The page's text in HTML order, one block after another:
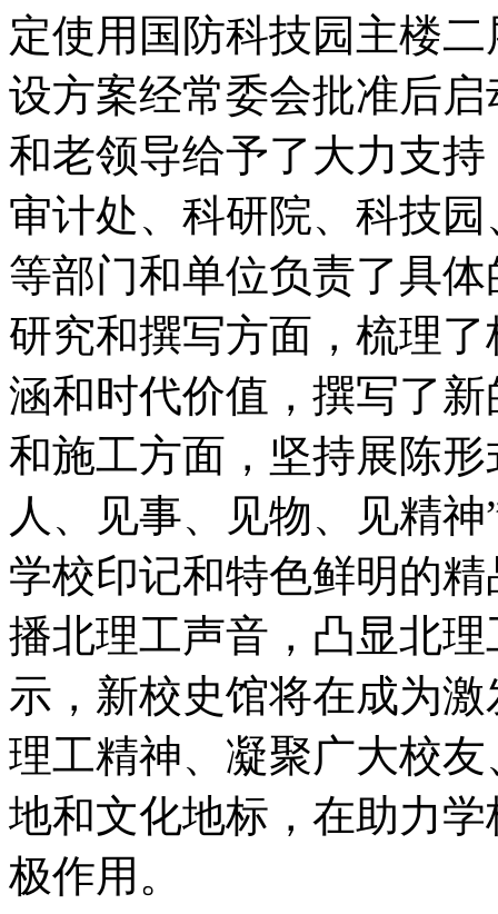
定使用国防科技园主楼
设方案经常委会批准后
和老领导给予了大力支
审计处、科研院、科技
等部门和单位负责了具
研究和撰写方面，梳理
涵和时代价值，撰写了
和施工方面，坚持展陈
人、见事、见物、见精
学校印记和特色鲜明的
播北理工声音，凸显北
示，新校史馆将在成为
理工精神、凝聚广大校
地和文化地标，在助力
极作用。